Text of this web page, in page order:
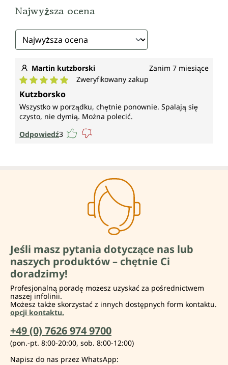
Najwyższa ocena
Martin kutzborski Zanim 7 miesiące
Średnia ocena 5 z 5 gwiazdek
Zweryfikowany zakup
Kutzborsko
Wszystko w porządku, chętnie ponownie. Spalają się
czysto, nie dymią. Można polecić.
Odpowiedź3
Jeśli masz pytania dotyczące nas lub
naszych produktów – chętnie Ci
doradzimy!
Profesjonalną poradę możesz uzyskać za pośrednictwem
naszej infolinii.
Możesz także skorzystać z innych dostępnych form kontaktu.
opcji kontaktu.
+49 (0) 7626 974 9700
(pon.-pt. 8:00-20:00, sob. 8:00-12:00)
Napisz do nas przez WhatsApp: